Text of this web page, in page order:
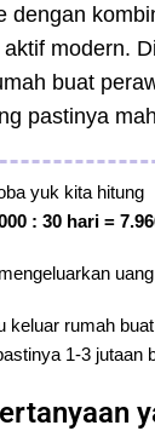
dengan
modern.
buat
pastinya
yuk kita hitung
: 30 hari =
uang
keluar rumah
1-3 jutaan